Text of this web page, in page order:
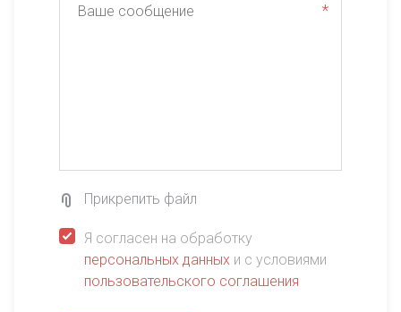
*
Прикрепить файл
Я согласен на обработку
персональных данных и с условиями
пользовательского соглашения